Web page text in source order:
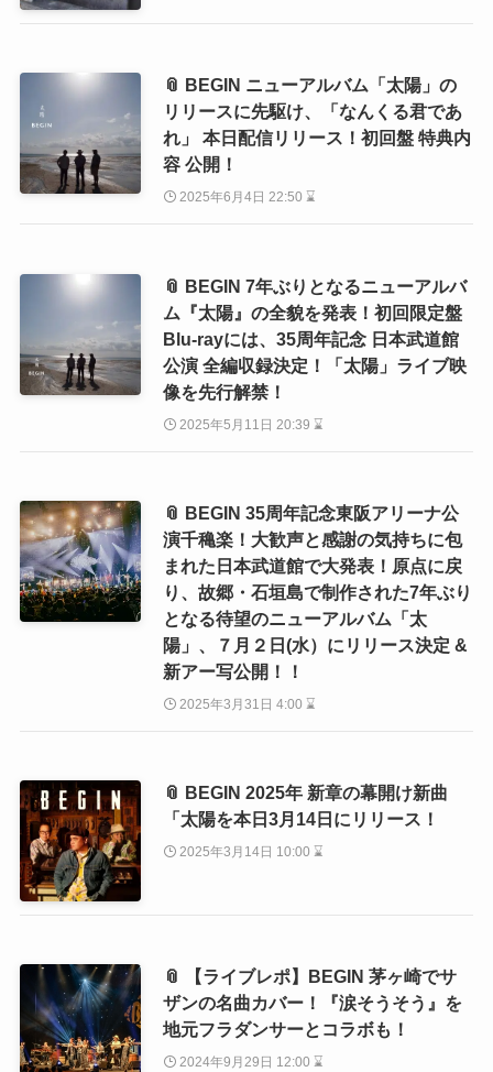
📎 BEGIN ニューアルバム「太陽」の
リリースに先駆け、「なんくる君であ
れ」 本日配信リリース！初回盤 特典内
容 公開！
2025年6月4日 22:50 ⌛
📎 BEGIN 7年ぶりとなるニューアルバ
ム『太陽』の全貌を発表！初回限定盤
Blu-rayには、35周年記念 日本武道館
公演 全編収録決定！「太陽」ライブ映
像を先行解禁！
2025年5月11日 20:39 ⌛
📎 BEGIN 35周年記念東阪アリーナ公
演千穐楽！大歓声と感謝の気持ちに包
まれた日本武道館で大発表！原点に戻
り、故郷・石垣島で制作された7年ぶり
となる待望のニューアルバム「太
陽」、７月２日(水）にリリース決定 &
新アー写公開！！
2025年3月31日 4:00 ⌛
📎 BEGIN 2025年 新章の幕開け新曲
「太陽を本日3月14日にリリース！
2025年3月14日 10:00 ⌛
📎 【ライブレポ】BEGIN 茅ヶ崎でサ
ザンの名曲カバー！『涙そうそう』を
地元フラダンサーとコラボも！
2024年9月29日 12:00 ⌛